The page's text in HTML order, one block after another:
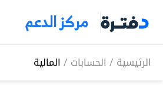
مركز الدعم
الرئيسية / الحسابات / المالية